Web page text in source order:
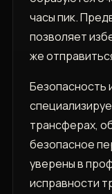
часы пик.
позволяет
же
Безопасность
трансферах‚
безопасное
уверены в
исправности